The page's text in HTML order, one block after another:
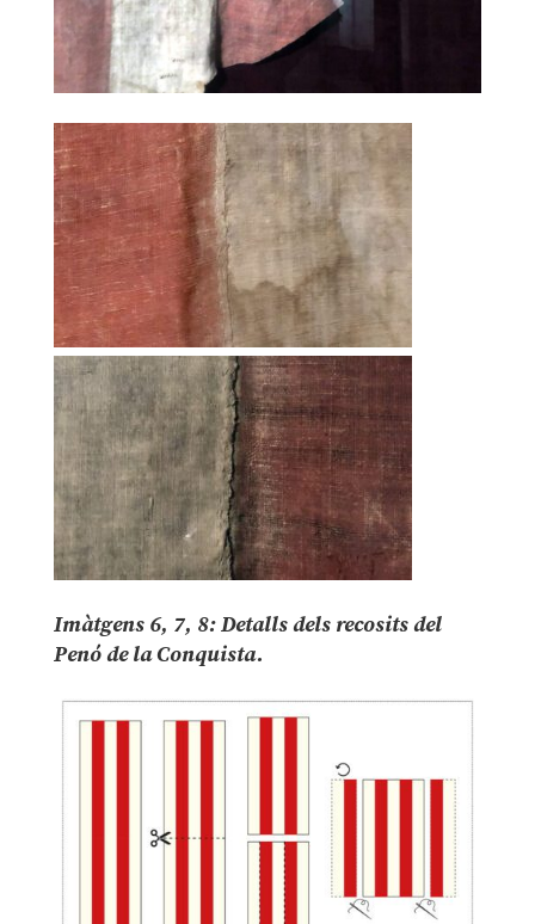
Imàtgens 6, 7, 8: Detalls dels recosits del
Penó de la Conquista.